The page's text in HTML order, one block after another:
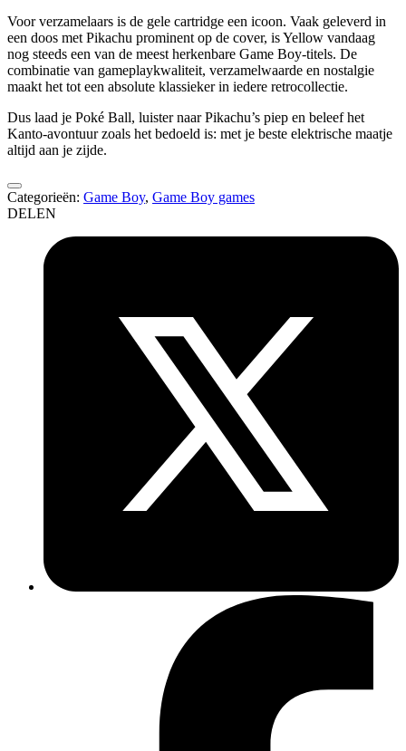
Voor verzamelaars is de gele cartridge een icoon. Vaak geleverd in
een doos met Pikachu prominent op de cover, is Yellow vandaag
nog steeds een van de meest herkenbare Game Boy-titels. De
combinatie van gameplaykwaliteit, verzamelwaarde en nostalgie
maakt het tot een absolute klassieker in iedere retrocollectie.
Dus laad je Poké Ball, luister naar Pikachu’s piep en beleef het
Kanto-avontuur zoals het bedoeld is: met je beste elektrische maatje
altijd aan je zijde.
Categorieën: Game Boy, Game Boy games
DELEN